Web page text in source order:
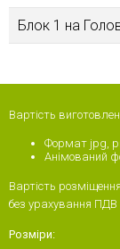
Блок 1 на
Вартість
Формат jpg,
Анімований
Вартість
без урахування ПДВ
Розміри: